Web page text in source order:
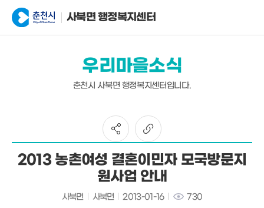
사북면 행정복지센터
우리마을소식
춘천시 사북면 행정복지센터입니다.
2013 농촌여성 결혼이민자 모국방문지
원사업 안내
사북면 사북면 2013-01-16 730